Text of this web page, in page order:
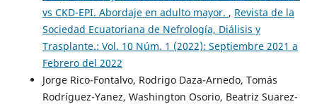
vs CKD-EPI. Abordaje en adulto mayor. , Revista de la
Sociedad Ecuatoriana de Nefrología, Diálisis y
Trasplante.: Vol. 10 Núm. 1 (2022): Septiembre 2021 a
Febrero del 2022
Jorge Rico-Fontalvo, Rodrigo Daza-Arnedo, Tomás
Rodríguez-Yanez, Washington Osorio, Beatriz Suarez-